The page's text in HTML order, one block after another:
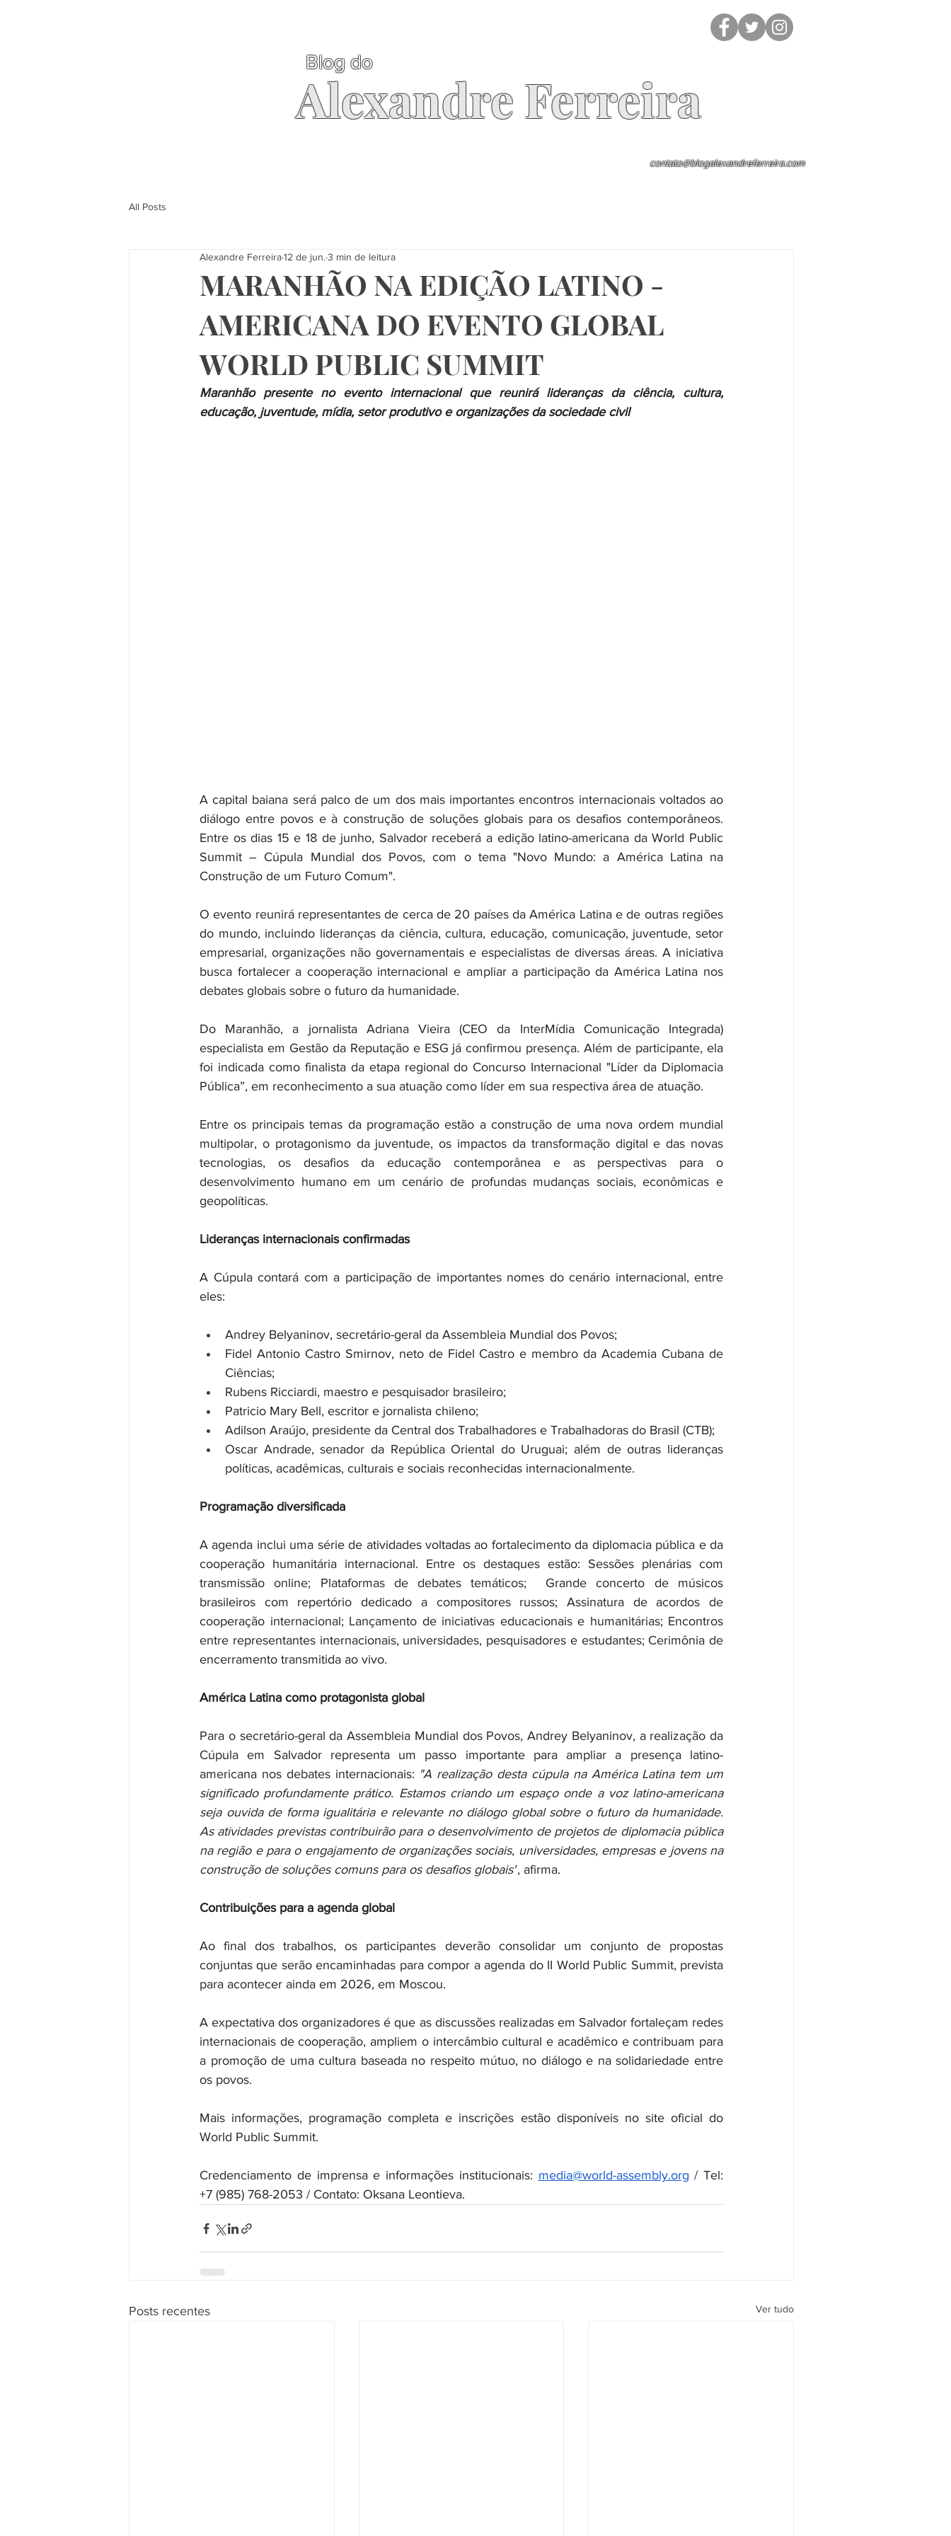
Alexandre Ferreira
Blog do
contato@blogalexandreferreira.com
All Posts
MARANHÃO NA EDIÇÃO LATINO -
AMERICANA DO EVENTO GLOBAL
WORLD PUBLIC SUMMIT
Alexandre Ferreira12 de jun. 3 min de leitura
Maranhão presente no evento internacional que reunirá lideranças da ciência, cultura,
educação, juventude, mídia, setor produtivo e organizações da sociedade civil
A capital baiana será palco de um dos mais importantes encontros internacionais voltados ao
diálogo entre povos e à construção de soluções globais para os desafios contemporâneos.
Entre os dias 15 e 18 de junho, Salvador receberá a edição latino-americana da World Public
Summit – Cúpula Mundial dos Povos, com o tema "Novo Mundo: a América Latina na
Construção de um Futuro Comum".
O evento reunirá representantes de cerca de 20 países da América Latina e de outras regiões
do mundo, incluindo lideranças da ciência, cultura, educação, comunicação, juventude, setor
empresarial, organizações não governamentais e especialistas de diversas áreas. A iniciativa
busca fortalecer a cooperação internacional e ampliar a participação da América Latina nos
debates globais sobre o futuro da humanidade.
Do Maranhão, a jornalista Adriana Vieira (CEO da InterMídia Comunicação Integrada)
especialista em Gestão da Reputação e ESG já confirmou presença. Além de participante, ela
foi indicada como finalista da etapa regional do Concurso Internacional "Líder da Diplomacia
Pública”, em reconhecimento a sua atuação como líder em sua respectiva área de atuação.
Entre os principais temas da programação estão a construção de uma nova ordem mundial
multipolar, o protagonismo da juventude, os impactos da transformação digital e das novas
tecnologias, os desafios da educação contemporânea e as perspectivas para o
desenvolvimento humano em um cenário de profundas mudanças sociais, econômicas e
geopolíticas.
Lideranças internacionais confirmadas
A Cúpula contará com a participação de importantes nomes do cenário internacional, entre
eles:
Andrey Belyaninov, secretário-geral da Assembleia Mundial dos Povos;
Fidel Antonio Castro Smirnov, neto de Fidel Castro e membro da Academia Cubana de
Ciências;
Rubens Ricciardi, maestro e pesquisador brasileiro;
Patricio Mary Bell, escritor e jornalista chileno;
Adilson Araújo, presidente da Central dos Trabalhadores e Trabalhadoras do Brasil (CTB);
Oscar Andrade, senador da República Oriental do Uruguai; além de outras lideranças
políticas, acadêmicas, culturais e sociais reconhecidas internacionalmente.
Programação diversificada
A agenda inclui uma série de atividades voltadas ao fortalecimento da diplomacia pública e da
cooperação humanitária internacional. Entre os destaques estão: Sessões plenárias com
transmissão online; Plataformas de debates temáticos;  Grande concerto de músicos
brasileiros com repertório dedicado a compositores russos; Assinatura de acordos de
cooperação internacional; Lançamento de iniciativas educacionais e humanitárias; Encontros
entre representantes internacionais, universidades, pesquisadores e estudantes; Cerimônia de
encerramento transmitida ao vivo.
América Latina como protagonista global
Para o secretário-geral da Assembleia Mundial dos Povos, Andrey Belyaninov, a realização da
Cúpula em Salvador representa um passo importante para ampliar a presença latino-
americana nos debates internacionais: "A realização desta cúpula na América Latina tem um
significado profundamente prático. Estamos criando um espaço onde a voz latino-americana
seja ouvida de forma igualitária e relevante no diálogo global sobre o futuro da humanidade.
As atividades previstas contribuirão para o desenvolvimento de projetos de diplomacia pública
na região e para o engajamento de organizações sociais, universidades, empresas e jovens na
construção de soluções comuns para os desafios globais", afirma.
Contribuições para a agenda global
Ao final dos trabalhos, os participantes deverão consolidar um conjunto de propostas
conjuntas que serão encaminhadas para compor a agenda do II World Public Summit, prevista
para acontecer ainda em 2026, em Moscou.
A expectativa dos organizadores é que as discussões realizadas em Salvador fortaleçam redes
internacionais de cooperação, ampliem o intercâmbio cultural e acadêmico e contribuam para
a promoção de uma cultura baseada no respeito mútuo, no diálogo e na solidariedade entre
os povos.
Mais informações, programação completa e inscrições estão disponíveis no site oficial do
World Public Summit.
Credenciamento de imprensa e informações institucionais: media@world-assembly.org / Tel:
+7 (985) 768-2053 / Contato: Oksana Leontieva.
Posts recentes Ver tudo